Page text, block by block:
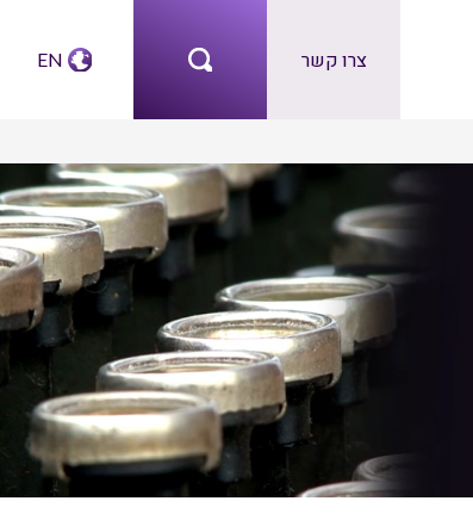
צרו קשר EN